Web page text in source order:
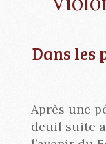
Dans les
Après une
deuil suite